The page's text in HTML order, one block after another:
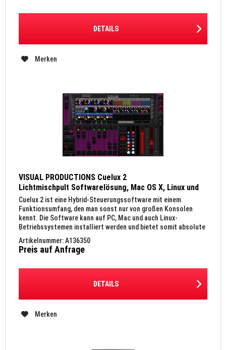
DETAILS
Merken
VISUAL PRODUCTIONS Cuelux 2
Lichtmischpult Softwarelösung, Mac OS X, Linux und
Windows, 512 DMX-Kanäle
Cuelux 2 ist eine Hybrid-Steuerungssoftware mit einem
Funktionsumfang, den man sonst nur von großen Konsolen
kennt. Die Software kann auf PC, Mac und auch Linux-
Betriebssystemen installiert werden und bietet somit absolute
Flexibilität...
Artikelnummer: A136350
Preis auf Anfrage
DETAILS
Merken